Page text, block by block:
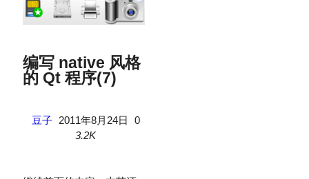
编写 native 风格
的 Qt 程序(7)
豆子 2011年8月24日
0
3.2K